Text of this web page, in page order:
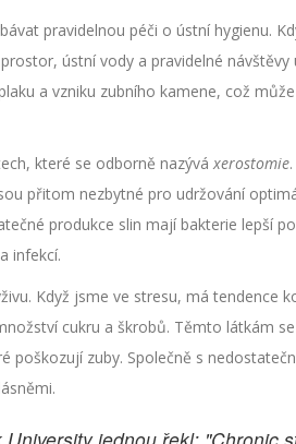
pravidelnou péči o ústní hygienu.
ústní vody a pravidelné návštěvy
a vzniku zubního kamene, což
které se odborně nazývá xerostomie
přitom nezbytné pro udržování
produkce slin mají bakterie lepší
infekcí.
Když jsme ve stresu, má tendence
cukru a škrobů. Těmto látkám
poškozují zuby. Společně s